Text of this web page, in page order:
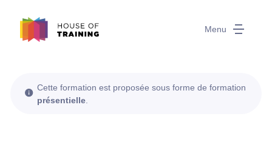
Menu
Cette formation est proposée sous forme de formation
présentielle